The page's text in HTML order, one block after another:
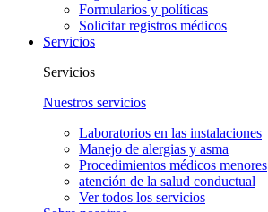
Formularios y políticas
Solicitar registros médicos
Servicios
Servicios
Nuestros servicios
Laboratorios en las instalaciones
Manejo de alergias y asma
Procedimientos médicos menores
atención de la salud conductual
Ver todos los servicios